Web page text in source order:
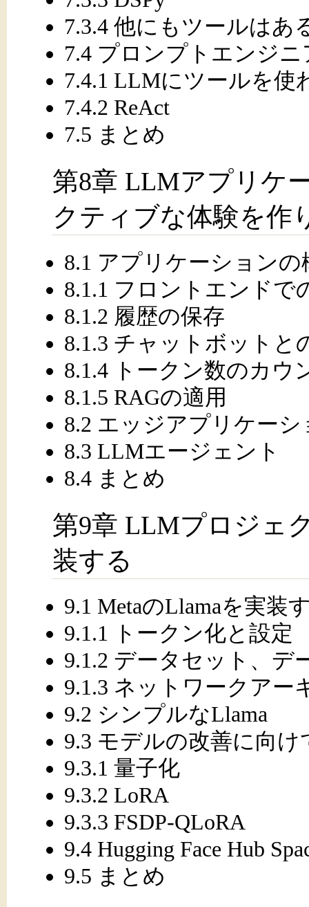
7.3.4 他にもツールはあ
7.4 プロンプトエンジ
7.4.1 LLMにツールを使
7.4.2 ReAct
7.5 まとめ
第8章 LLMアプリケ
クティブな体験を作
8.1 アプリケーションの
8.1.1 フロントエンドで
8.1.2 履歴の保存
8.1.3 チャットボットと
8.1.4 トークン数のカウ
8.1.5 RAGの適用
8.2 エッジアプリケーシ
8.3 LLMエージェント
8.4 まとめ
第9章 LLMプロジェ
装する
9.1 MetaのLlamaを実装
9.1.1 トークン化と設定
9.1.2 データセット、デ
9.1.3 ネットワークアー
9.2 シンプルなLlama
9.3 モデルの改善に向け
9.3.1 量子化
9.3.2 LoRA
9.3.3 FSDP-QLoRA
9.4 Hugging Face Hub
9.5 まとめ